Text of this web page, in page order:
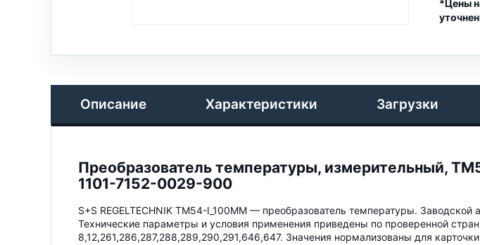
*Цены
Описание Характеристики Загрузки
Преобразователь температуры, измерительный,
1101-7152-0029-900
S+S REGELTECHNIK TM54-I_100MM — преобразователь температуры. Заводской
Технические параметры и условия применения приведены по проверенной
8,12,261,286,287,288,289,290,291,646,647. Значения нормализованы для